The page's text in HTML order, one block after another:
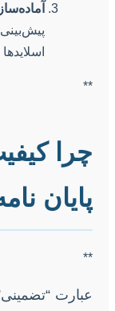
**
چرا
پایان
**
عبارت